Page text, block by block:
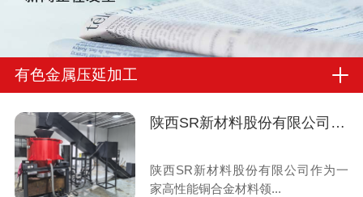
有色金属压延加工
陕西SR新材料股份有限公司与恩派特定制铜屑脱油机案例
陕西SR新材料股份有限公司作为一
家高性能铜合金材料领...